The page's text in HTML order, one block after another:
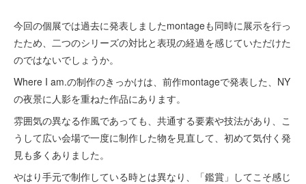
今回の個展では過去に発表しましたmontageも同時に展示を行っ
たため、二つのシリーズの対比と表現の経過を感じていただけた
のではないでしょうか。
Where I am.の制作のきっかけは、前作montageで発表した、NY
の夜景に人影を重ねた作品にあります。
雰囲気の異なる作風であっても、共通する要素や技法があり、こ
うして広い会場で一度に制作した物を見直して、初めて気付く発
見も多くありました。
やはり手元で制作している時とは異なり、「鑑賞」してこそ感じ